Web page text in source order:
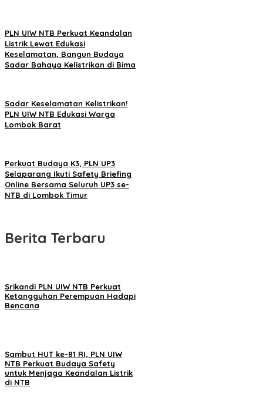
PLN UIW NTB Perkuat Keandalan
Listrik Lewat Edukasi
Keselamatan, Bangun Budaya
Sadar Bahaya Kelistrikan di Bima
Sadar Keselamatan Kelistrikan!
PLN UIW NTB Edukasi Warga
Lombok Barat
Perkuat Budaya K3, PLN UP3
Selaparang Ikuti Safety Briefing
Online Bersama Seluruh UP3 se-
NTB di Lombok Timur
Berita Terbaru
Srikandi PLN UIW NTB Perkuat
Ketangguhan Perempuan Hadapi
Bencana
Sambut HUT ke-81 RI, PLN UIW
NTB Perkuat Budaya Safety
untuk Menjaga Keandalan Listrik
di NTB